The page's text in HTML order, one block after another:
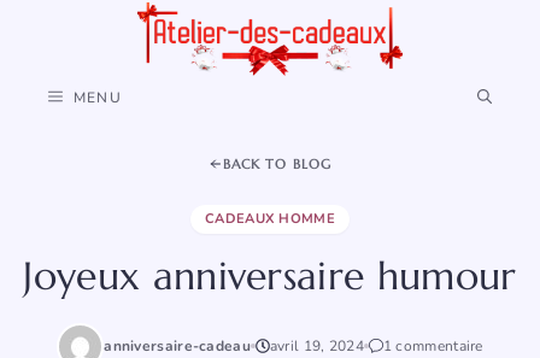
MENU
BACK TO BLOG
CADEAUX HOMME
Joyeux anniversaire humour
anniversaire-cadeau avril 19, 2024 1 commentaire